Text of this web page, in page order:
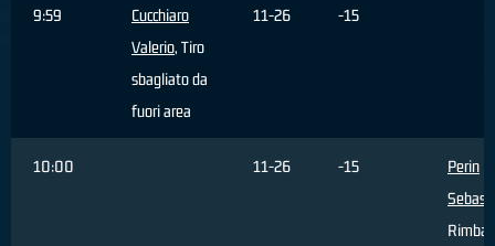
9:59
Cucchiaro
Valerio, Tiro
sbagliato da
fuori area
11-26 -15
10:00 11-26 -15
Perin